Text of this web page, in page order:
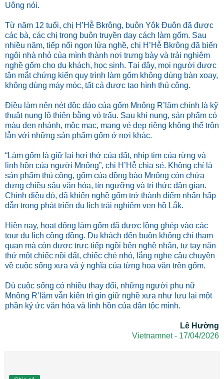
Uông nói.
Từ năm 12 tuổi, chị H’Hễ Bkrông, buôn Yôk Đuôn đã được
các bà, các chị trong buôn truyền dạy cách làm gốm. Sau
nhiều năm, tiếp nối ngọn lửa nghề, chị H’Hễ Bkrông đã biến
ngôi nhà nhỏ của mình thành nơi trưng bày và trải nghiệm
nghề gốm cho du khách, học sinh. Tại đây, mọi người được
tận mắt chứng kiến quy trình làm gốm không dùng bàn xoay,
không dùng máy móc, tất cả được tạo hình thủ công.
Điều làm nên nét độc đáo của gốm Mnông R’lăm chính là kỹ
thuật nung lộ thiên bằng vỏ trấu. Sau khi nung, sản phẩm có
màu đen nhánh, mộc mạc, mang vẻ đẹp riêng không thể trộn
lẫn với những sản phẩm gốm ở nơi khác.
“Làm gốm là giữ lại hơi thở của đất, nhịp tim của rừng và
linh hồn của người Mnông”, chị H’Hễ chia sẻ. Không chỉ là
sản phẩm thủ công, gốm của đồng bào Mnông còn chứa
đựng chiều sâu văn hóa, tín ngưỡng và tri thức dân gian.
Chính điều đó, đã khiến nghề gốm trở thành điểm nhấn hấp
dẫn trong phát triển du lịch trải nghiệm ven hồ Lắk.
Hiện nay, hoạt động làm gốm đã được lồng ghép vào các
tour du lịch cộng đồng. Du khách đến buôn không chỉ tham
quan mà còn được trực tiếp ngồi bên nghệ nhân, tự tay nặn
thử một chiếc nồi đất, chiếc ché nhỏ, lắng nghe câu chuyện
về cuộc sống xưa và ý nghĩa của từng hoa văn trên gốm.
Dù cuộc sống có nhiều thay đổi, những người phụ nữ
Mnông R’lăm vẫn kiên trì gìn giữ nghề xưa như lưu lại một
phần ký ức văn hóa và linh hồn của dân tộc mình.
Lê Hường
Vietnamnet - 17/04/2026